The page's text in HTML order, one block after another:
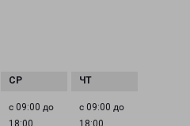
с 09:00 до
с 09:00 до